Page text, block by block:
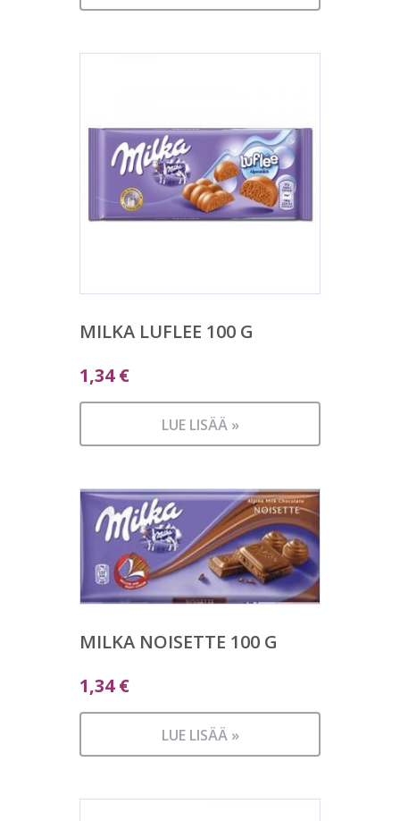
MILKA LUFLEE 100 G
1,34€
LUE LISÄÄ »
MILKA NOISETTE 100 G
1,34€
LUE LISÄÄ »